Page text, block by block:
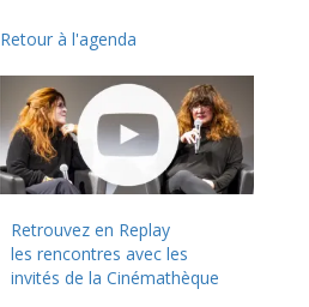
Retour à l'agenda
Retrouvez en Replay
les rencontres avec les
invités de la Cinémathèque